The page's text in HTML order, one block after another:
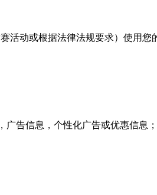
动或根据法律法规要求）使用您
告信息，个性化广告或优惠信息；